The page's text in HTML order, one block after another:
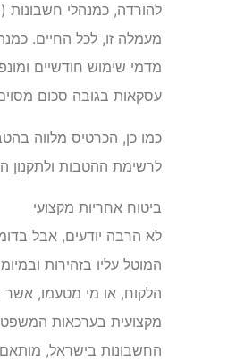
להורדה, כמנהלי
מעמלה זו, לכל החיים.
מדמי שימוש חודשיים
עסקאות בגובה סכום
כמו כן, הכרטיס מלווה
לרשימת ההטבות ולתקנון
ביטוח אחריות מקצועי
לא הרבה יודעים, אבל
המוטל עליו בזהירות
הלקוח, או מי מטעמו, אשר
מקצועית בערכאות
החשבונות בישראל, מותאם